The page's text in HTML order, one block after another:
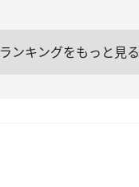
ランキングをもっと見る